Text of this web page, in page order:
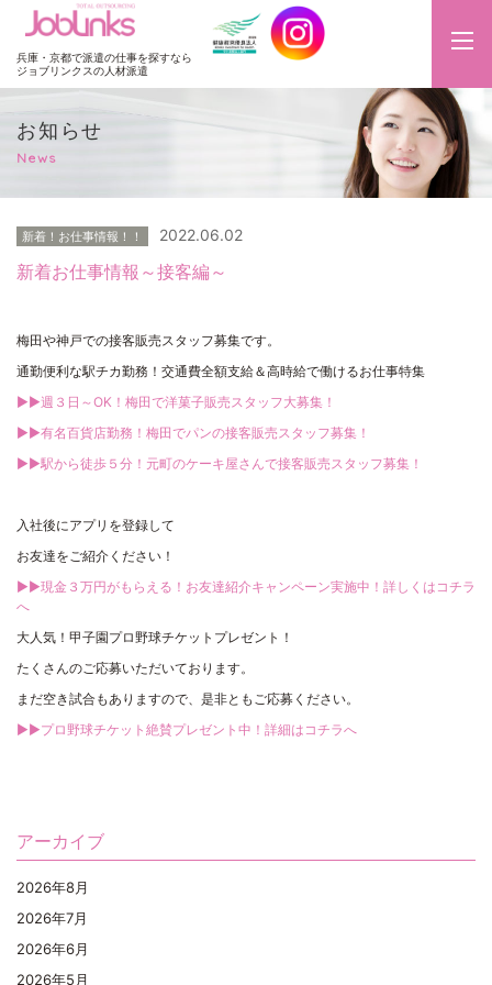
JobLinks
兵庫・京都で派遣の仕事を探すなら
ジョブリンクスの人材派遣
お知らせ
News
新着！お仕事情報！！ 2022.06.02
新着お仕事情報～接客編～
梅田や神戸での接客販売スタッフ募集です。
通勤便利な駅チカ勤務！交通費全額支給＆高時給で働けるお仕事特集
▶▶週３日～OK！梅田で洋菓子販売スタッフ大募集！
▶▶有名百貨店勤務！梅田でパンの接客販売スタッフ募集！
▶▶駅から徒歩５分！元町のケーキ屋さんで接客販売スタッフ募集！
入社後にアプリを登録して
お友達をご紹介ください！
▶▶現金３万円がもらえる！お友達紹介キャンペーン実施中！詳しくはコチラ
へ
大人気！甲子園プロ野球チケットプレゼント！
たくさんのご応募いただいております。
まだ空き試合もありますので、是非ともご応募ください。
▶▶プロ野球チケット絶賛プレゼント中！詳細はコチラへ
アーカイブ
2026年8月
2026年7月
2026年6月
2026年5月